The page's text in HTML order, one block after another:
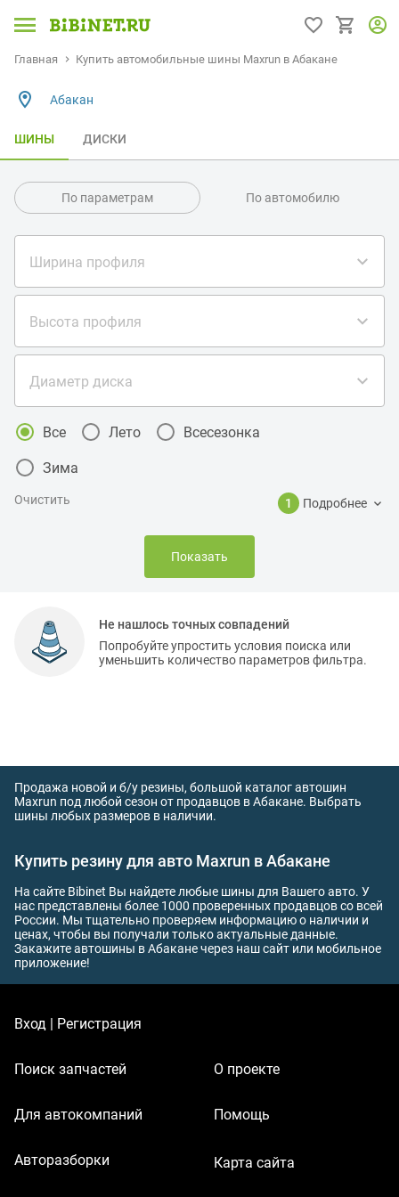
Главная Купить автомобильные шины Maxrun в Абакане
Абакан
ШИНЫ ДИСКИ
По параметрам По автомобилю
Ширина профиля
Высота профиля
Диаметр диска
Все Лето Всесезонка
Зима
Очистить 1 Подробнее
Показать
Не нашлось точных совпадений
Попробуйте упростить условия поиска или
уменьшить количество параметров фильтра.
Продажа новой и б/у резины, большой каталог автошин
Maxrun под любой сезон от продавцов в Абакане. Выбрать
шины любых размеров в наличии.
Купить резину для авто Maxrun в Абакане
На сайте Bibinet Вы найдете любые шины для Вашего авто. У
нас представлены более 1000 проверенных продавцов со всей
России. Мы тщательно проверяем информацию о наличии и
ценах, чтобы вы получали только актуальные данные.
Закажите автошины в Абакане через наш сайт или мобильное
приложение!
Вход | Регистрация
Поиск запчастей
Для автокомпаний
Авторазборки
О проекте
Помощь
Карта сайта